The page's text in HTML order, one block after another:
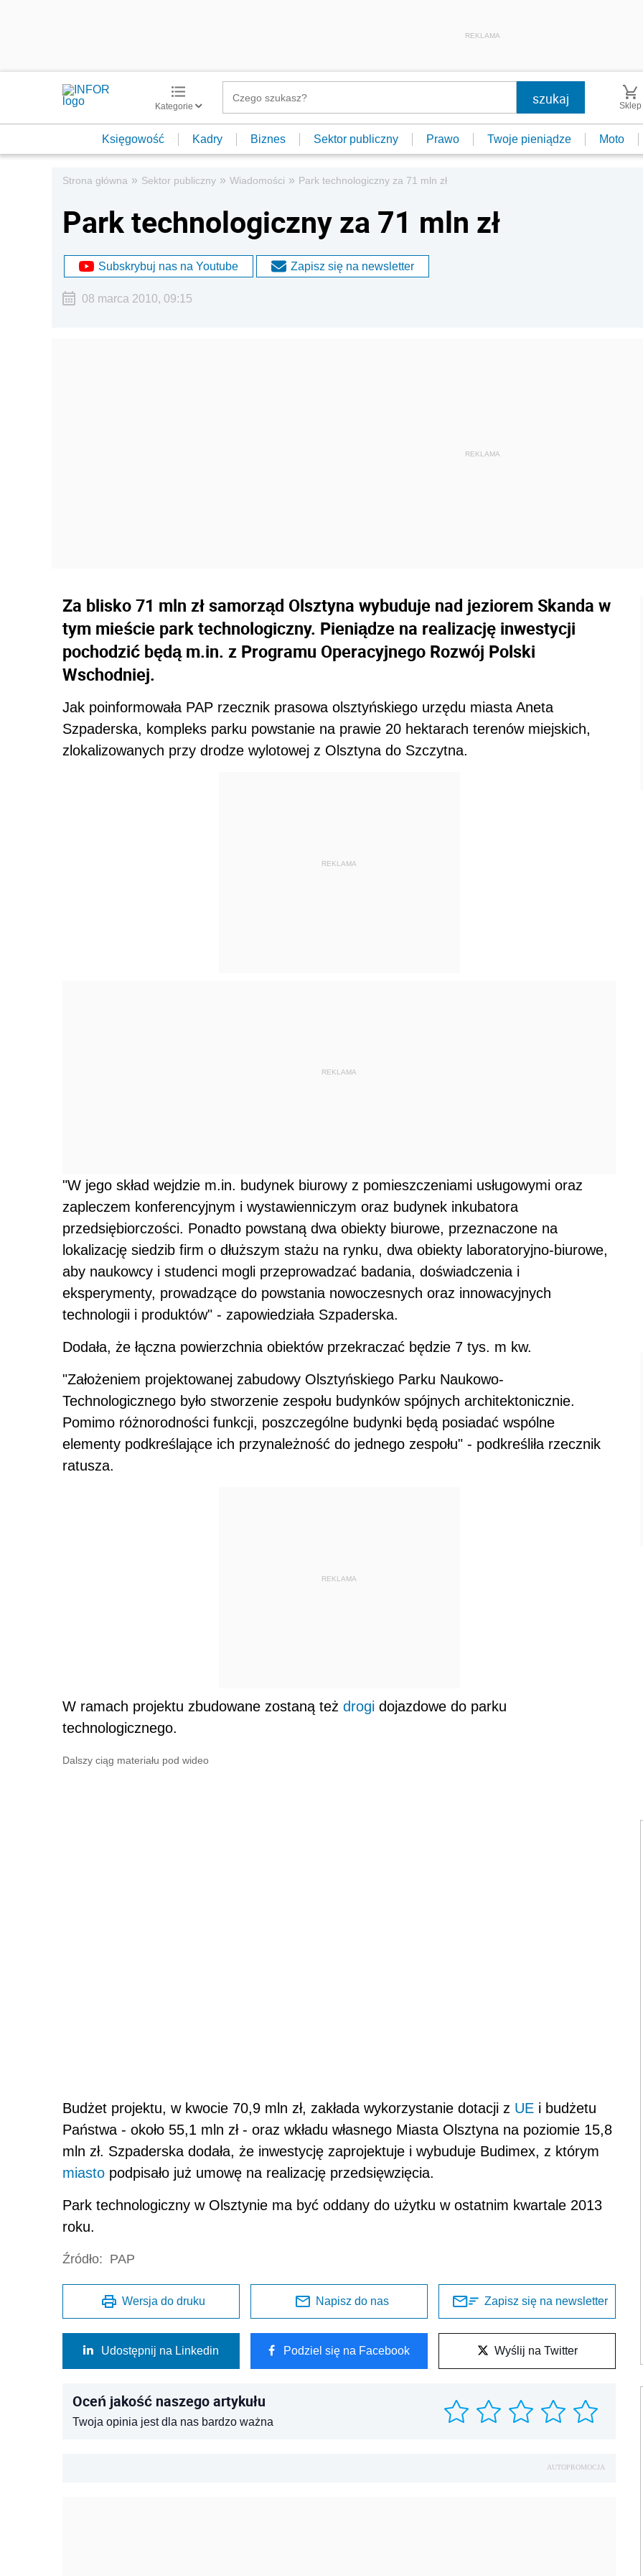
REKLAMA
Kategorie Sklep
Księgowość Kadry Biznes Sektor publiczny Prawo Twoje pieniądze Moto
Strona główna » Sektor publiczny » Wiadomości » Park technologiczny za 71 mln zł
Park technologiczny za 71 mln zł
Subskrybuj nas na Youtube Zapisz się na newsletter
08 marca 2010, 09:15
Za blisko 71 mln zł samorząd Olsztyna wybuduje nad jeziorem Skanda w
tym mieście park technologiczny. Pieniądze na realizację inwestycji
pochodzić będą m.in. z Programu Operacyjnego Rozwój Polski
Wschodniej.
Jak poinformowała PAP rzecznik prasowa olsztyńskiego urzędu miasta Aneta
Szpaderska, kompleks parku powstanie na prawie 20 hektarach terenów miejskich,
zlokalizowanych przy drodze wylotowej z Olsztyna do Szczytna.
REKLAMA
REKLAMA
"W jego skład wejdzie m.in. budynek biurowy z pomieszczeniami usługowymi oraz
zapleczem konferencyjnym i wystawienniczym oraz budynek inkubatora
przedsiębiorczości. Ponadto powstaną dwa obiekty biurowe, przeznaczone na
lokalizację siedzib firm o dłuższym stażu na rynku, dwa obiekty laboratoryjno-biurowe,
aby naukowcy i studenci mogli przeprowadzać badania, doświadczenia i
eksperymenty, prowadzące do powstania nowoczesnych oraz innowacyjnych
technologii i produktów" - zapowiedziała Szpaderska.
Dodała, że łączna powierzchnia obiektów przekraczać będzie 7 tys. m kw.
"Założeniem projektowanej zabudowy Olsztyńskiego Parku Naukowo-
Technologicznego było stworzenie zespołu budynków spójnych architektonicznie.
Pomimo różnorodności funkcji, poszczególne budynki będą posiadać wspólne
elementy podkreślające ich przynależność do jednego zespołu" - podkreśliła rzecznik
ratusza.
REKLAMA
W ramach projektu zbudowane zostaną też drogi dojazdowe do parku
technologicznego.
Dalszy ciąg materiału pod wideo
Budżet projektu, w kwocie 70,9 mln zł, zakłada wykorzystanie dotacji z UE i budżetu
Państwa - około 55,1 mln zł - oraz wkładu własnego Miasta Olsztyna na poziomie 15,8
mln zł. Szpaderska dodała, że inwestycję zaprojektuje i wybuduje Budimex, z którym
miasto podpisało już umowę na realizację przedsięwzięcia.
Park technologiczny w Olsztynie ma być oddany do użytku w ostatnim kwartale 2013
roku.
Źródło: PAP
Wersja do druku Napisz do nas Zapisz się na newsletter
Udostępnij na Linkedin Podziel się na Facebook Wyślij na Twitter
Oceń jakość naszego artykułu
Twoja opinia jest dla nas bardzo ważna
AUTOPROMOCJA